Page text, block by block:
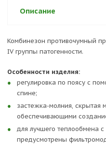
Описание
Комбинезон противочумный
IV группы патогенности.
Особенности изделия:
регулировка по поясу с
спине;
застежка-молния, скрытая
обеспечивающими
для лучшего теплообмена
предусмотрены